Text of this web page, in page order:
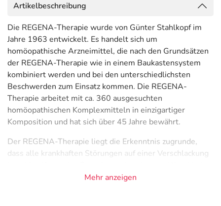
Artikelbeschreibung
Die REGENA-Therapie wurde von Günter Stahlkopf im
Jahre 1963 entwickelt. Es handelt sich um
homöopathische Arzneimittel, die nach den Grundsätzen
der REGENA-Therapie wie in einem Baukastensystem
kombiniert werden und bei den unterschiedlichsten
Beschwerden zum Einsatz kommen. Die REGENA-
Therapie arbeitet mit ca. 360 ausgesuchten
homöopathischen Komplexmitteln in einzigartiger
Komposition und hat sich über 45 Jahre bewährt.
Der REGENA-Therapie liegt die Erkenntnis zugrunde,
dass alle krankhaften Störungen auf einer Verschlackung
ein Heilbestreben des Körpers darstellt.
Mehr anzeigen